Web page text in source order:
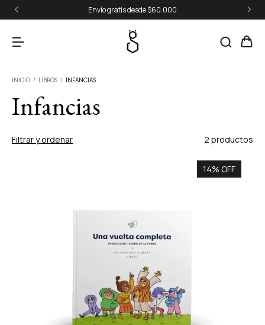
Envío gratis desde $60.000
INICIO / LIBROS / INFANCIAS
Infancias
Filtrar y ordenar 2 productos
14% OFF